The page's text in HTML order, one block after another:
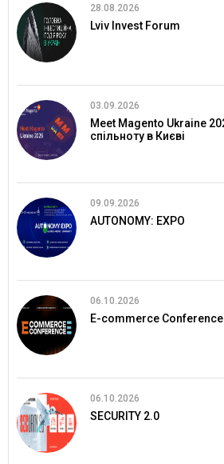
28.08.2026
Lviv Invest Forum
03.09.2026
Meet Magento Ukraine
спільноту в Києві
09.09.2026
AUTONOMY: EXPO
06.10.2026
E-commerce
06.10.2026
SECURITY 2.0